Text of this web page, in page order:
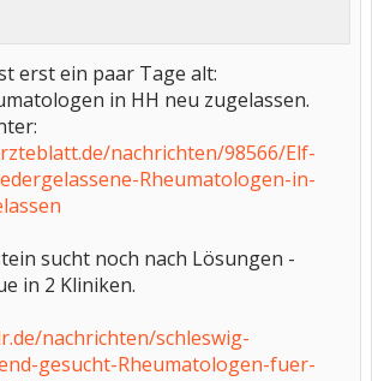
erst ein paar Tage alt:
in HH neu zugelassen.
nachrichten/98566/Elf-
Rheumatologen-in-
sucht noch nach Lösungen -
in 2 Kliniken.
nachrichten/schleswig-
gesucht-Rheumatologen-fuer-